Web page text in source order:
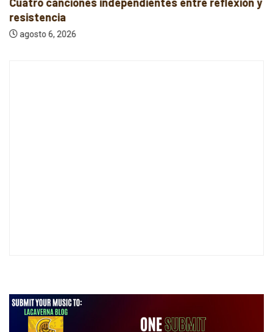
resistencia
agosto 6, 2026